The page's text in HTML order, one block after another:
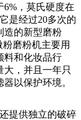
，莫氏硬度在
是经过20多次的
造的新型磨粉
磨粉机主要用
料和化妆品行
，并且一年只
以保护环境。
提供独立的破碎